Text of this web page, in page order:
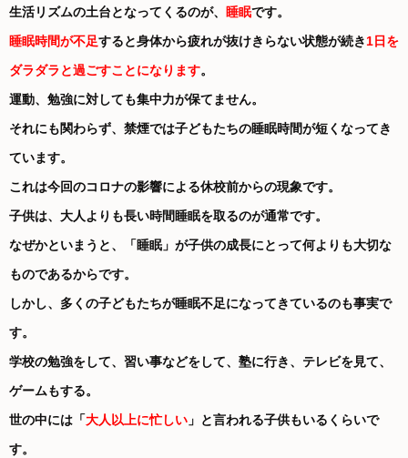
生活リズムの土台となってくるのが、
睡眠です。
睡眠時間が不足すると身体から疲れが抜けきらない状態が続き1日を
ダラダラと過ごすことになります。
運動、勉強に対しても集中力が保てません。
それにも関わらず、禁煙では子どもたちの睡眠時間が短くなってき
ています。
これは今回のコロナの影響による休校前からの現象です。
子供は、大人よりも長い時間睡眠を取るのが通常です。
なぜかといまうと、「睡眠」が子供の成長にとって何よりも大切な
ものであるからです。
しかし、多くの子どもたちが睡眠不足になってきているのも事実で
す。
学校の勉強をして、習い事などをして、塾に行き、テレビを見て、
ゲームもする。
世の中には「大人以上に忙しい 」と言われる子供もいるくらいで
す。